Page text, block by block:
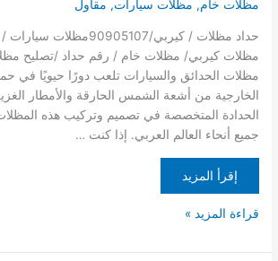
مظلات خام, مظلات سيارات, مقاول
حداد مظلات / كيربي/
مظلات كيربي/ مظلات خام / رقم حداد /تصليح
مظلات الحدائق والسيارات تلعب دورًا حيويًا في
الخارجية من أشعة الشمس الحارقة والأمطار
الحدادة المتخصصة في تصميم وتركيب هذه
جميع أنحاء العالم العربي. إذا كنت …
إقرأ المزيد
قراءة المزيد »